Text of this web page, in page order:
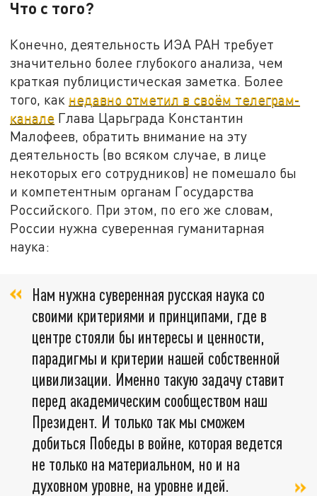
Что с того?
Конечно, деятельность ИЭА РАН требует
значительно более глубокого анализа, чем
краткая публицистическая заметка. Более
того, как недавно отметил в своём телеграм-
канале Глава Царьграда Константин
Малофеев, обратить внимание на эту
деятельность (во всяком случае, в лице
некоторых его сотрудников) не помешало бы
и компетентным органам Государства
Российского. При этом, по его же словам,
России нужна суверенная гуманитарная
наука:
Нам нужна суверенная русская наука со
своими критериями и принципами, где в
центре стояли бы интересы и ценности,
парадигмы и критерии нашей собственной
цивилизации. Именно такую задачу ставит
перед академическим сообществом наш
Президент. И только так мы сможем
добиться Победы в войне, которая ведется
не только на материальном, но и на
духовном уровне, на уровне идей.